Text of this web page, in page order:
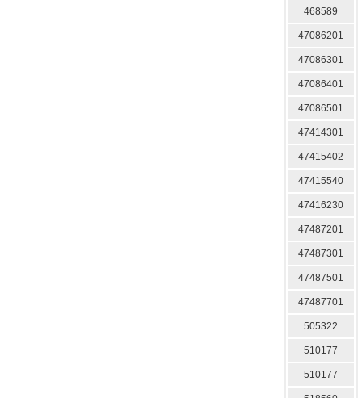
468589
47086201
47086301
47086401
47086501
47414301
47415402
47415540
47416230
47487201
47487301
47487501
47487701
505322
510177
510177